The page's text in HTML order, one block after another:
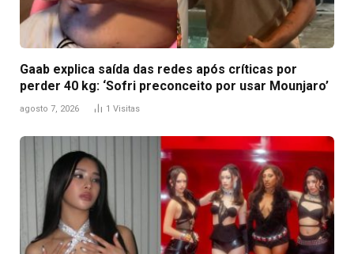
Gaab explica saída das redes após críticas por
perder 40 kg: ‘Sofri preconceito por usar Mounjaro’
agosto 7, 2026 1 Visitas